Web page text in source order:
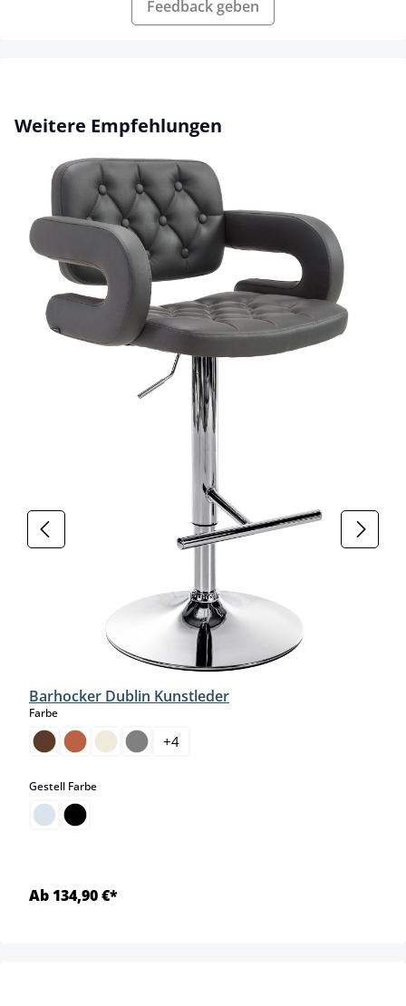
Feedback geben
Produktgalerie überspringen
Weitere Empfehlungen
Barhocker Dublin Kunstleder
Farbeauswählen
+4
Gestell Farbeauswählen
Ab 134,90 €*